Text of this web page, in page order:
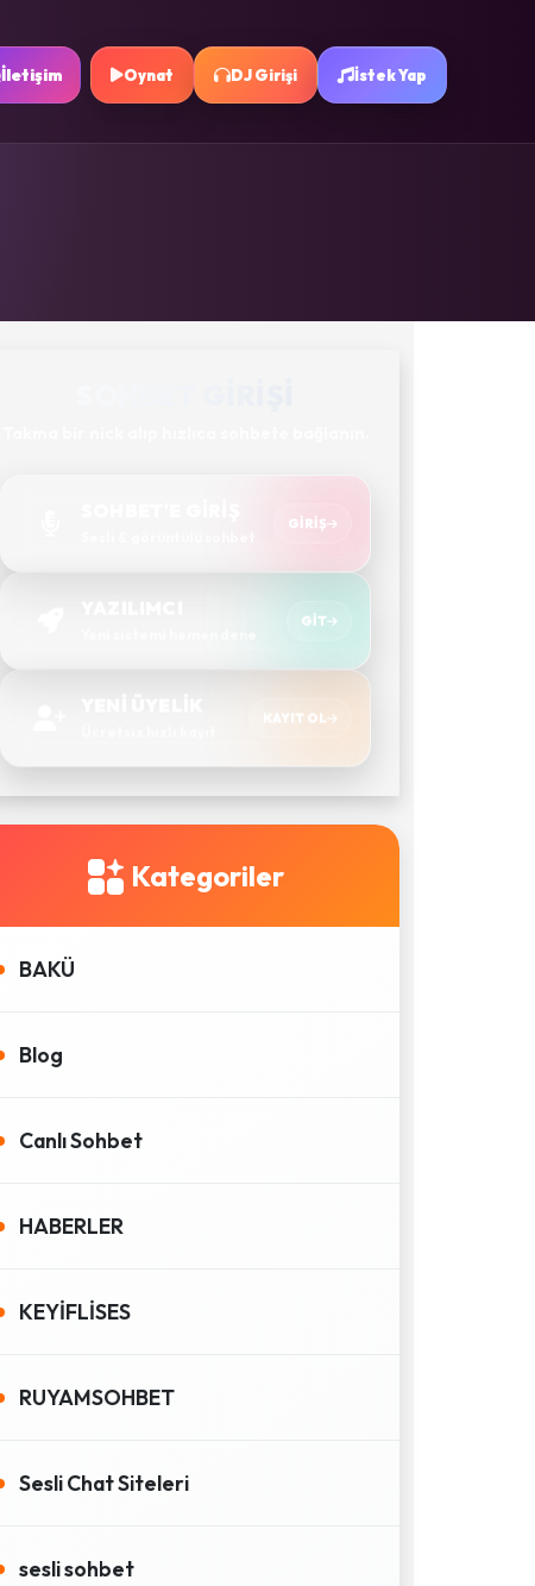
İletişim Oynat DJ Girişi İstek Yap
GIRIŞ
GIT
KAYIT OL
Kategoriler
BAKÜ
Blog
Canlı Sohbet
HABERLER
KEYİFLİSES
RUYAMSOHBET
Sesli Chat Siteleri
sesli sohbet